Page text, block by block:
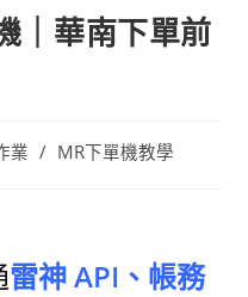
｜華南下單前
業 / MR下單機教學
雷神API、帳務